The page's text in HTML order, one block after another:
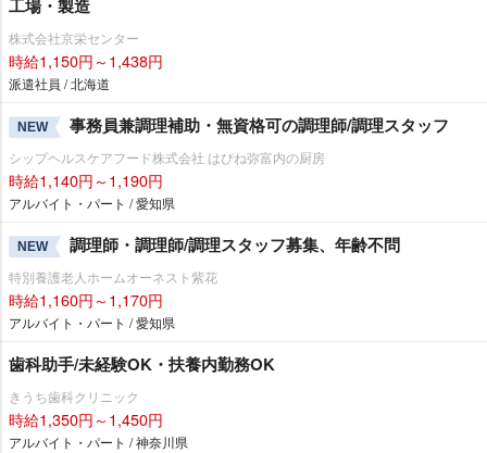
工場・製造
株式会社京栄センター
時給1,150円～1,438円
派遣社員 / 北海道
NEW 事務員兼調理補助・無資格可の調理師/調理スタッフ
シップヘルスケアフード株式会社 はぴね弥富内の厨房
時給1,140円～1,190円
アルバイト・パート / 愛知県
NEW 調理師・調理師/調理スタッフ募集、年齢不問
特別養護老人ホームオーネスト紫花
時給1,160円～1,170円
アルバイト・パート / 愛知県
歯科助手/未経験OK・扶養内勤務OK
きうち歯科クリニック
時給1,350円～1,450円
アルバイト・パート / 神奈川県